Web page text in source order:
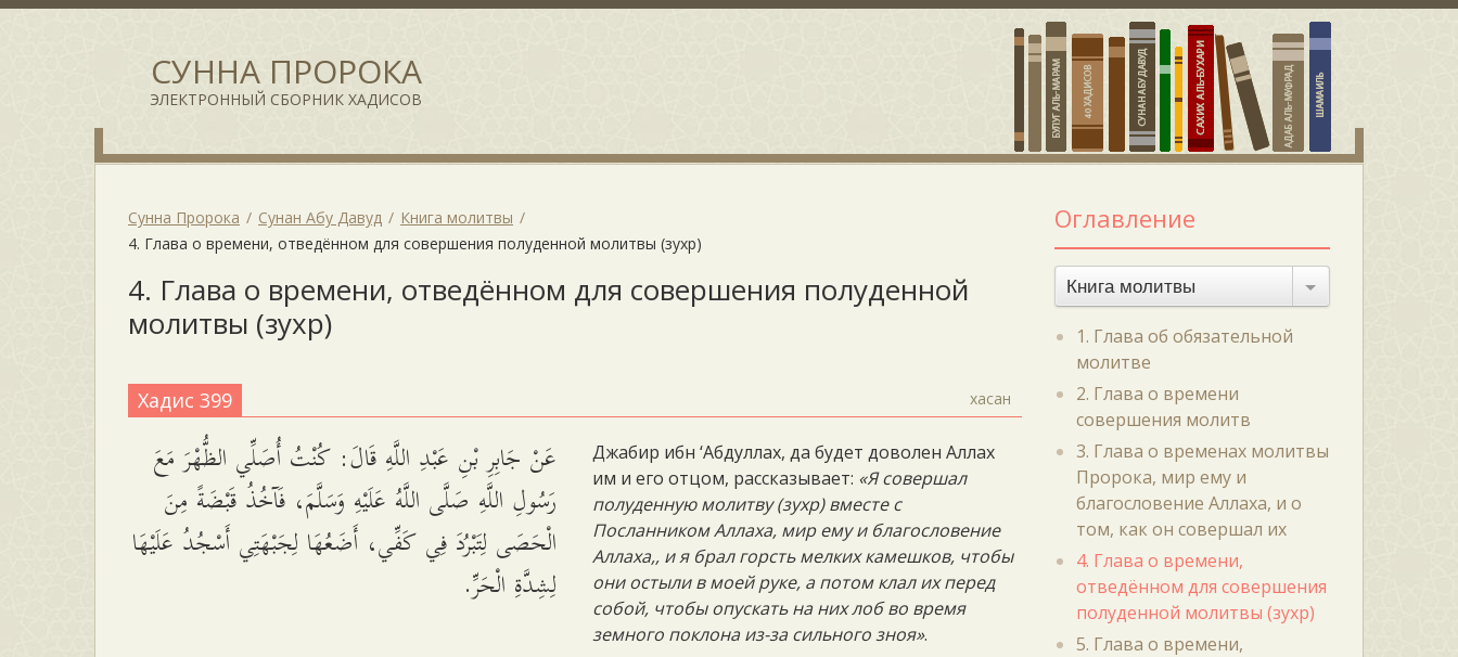
СУННА ПРОРОКА
ЭЛЕКТРОННЫЙ СБОРНИК ХАДИСОВ
Сунна Пророка Сунан Абу Давуд
Книга молитвы
4. Глава о времени, отведённом для совершения полуденной молитвы (зухр)
4. Глава о времени, отведённом для совершения полуденной
молитвы (зухр)
Хадис 399 хасан
عَنْ جَابِرِ بْنِ عَبْدِ اللَّهِ قَالَ: كُنْتُ أُصَلِّي الظُّهْرَ مَعَ
رَسُولِ اللَّهِ صَلَّى اللَّهُ عَلَيْهِ وَسَلَّمَ، فَآخُذُ قَبْضَةً مِنَ
الْحَصَى لِتَبْرُدَ فِي كَفِّي، أَضَعُهَا لِجَبْهَتِي أَسْجُدُ عَلَيْهَا
لِشِدَّةِ الْحَرِّ.
Джабир ибн ‘Абдуллах, да будет доволен Аллах
им и его отцом, рассказывает: «Я совершал
полуденную молитву (зухр) вместе с
Посланником Аллаха, мир ему и благословение
Аллаха,, и я брал горсть мелких камешков, чтобы
они остыли в моей руке, а потом клал их перед
собой, чтобы опускать на них лоб во время
земного поклона из-за сильного зноя».
Оглавление
Книга молитвы
1. Глава об обязательной
молитве
2. Глава о времени
совершения молитв
3. Глава о временах молитвы
Пророка, мир ему и
благословение Аллаха, и о
том, как он совершал их
4. Глава о времени,
отведённом для совершения
полуденной молитвы (зухр)
5. Глава о времени,